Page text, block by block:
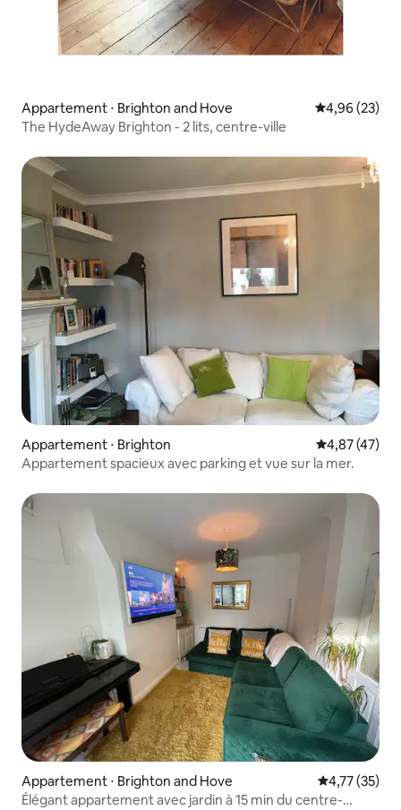
Appartement ⋅ Brighton and Hove Évaluation
4,96 (23)
The HydeAway Brighton - 2 lits, centre-ville
Appartement ⋅ Brighton Évaluation
4,87 (47)
Appartement spacieux avec parking et vue sur la mer.
Appartement ⋅ Brighton and Hove Évaluation
4,77 (35)
Élégant appartement avec jardin à 15 min du centre-